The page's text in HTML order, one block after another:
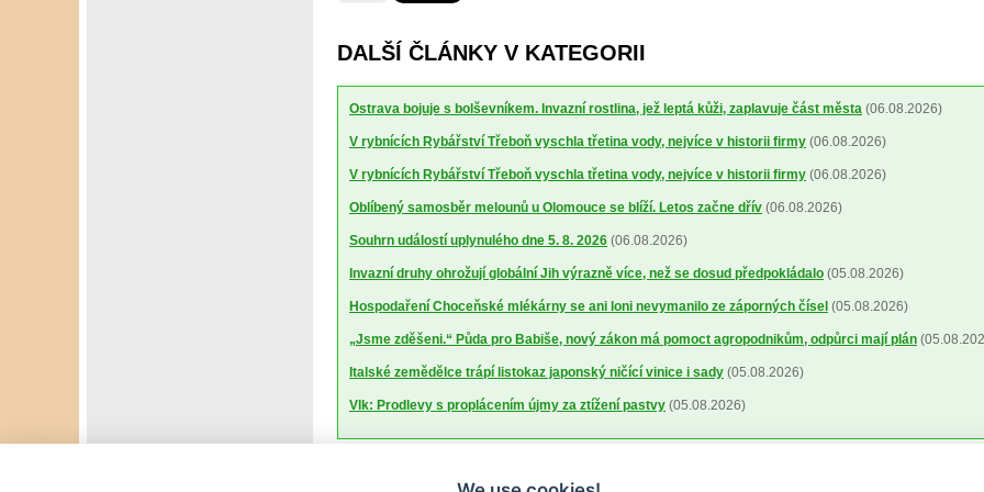
DALŠÍ ČLÁNKY V KATEGORII
Ostrava bojuje s bolševníkem. Invazní rostlina, jež leptá kůži, zaplavuje část města (06.08.2026)
V rybnících Rybářství Třeboň vyschla třetina vody, nejvíce v historii firmy (06.08.2026)
V rybnících Rybářství Třeboň vyschla třetina vody, nejvíce v historii firmy (06.08.2026)
Oblíbený samosběr melounů u Olomouce se blíží. Letos začne dřív (06.08.2026)
Souhrn událostí uplynulého dne 5. 8. 2026 (06.08.2026)
Invazní druhy ohrožují globální Jih výrazně více, než se dosud předpokládalo (05.08.2026)
Hospodaření Choceňské mlékárny se ani loni nevymanilo ze záporných čísel (05.08.2026)
„Jsme zděšeni.“ Půda pro Babiše, nový zákon má pomoct agropodnikům, odpůrci mají plán
Italské zemědělce trápí listokaz japonský ničící vinice i sady (05.08.2026)
Vlk: Prodlevy s proplácením újmy za ztížení pastvy (05.08.2026)